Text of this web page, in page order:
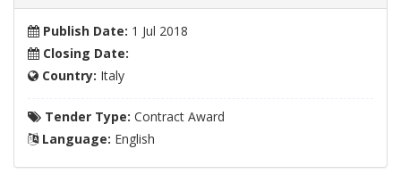
Publish Date: 1 Jul 2018
Closing Date:
Country: Italy
Tender Type: Contract Award
Language: English